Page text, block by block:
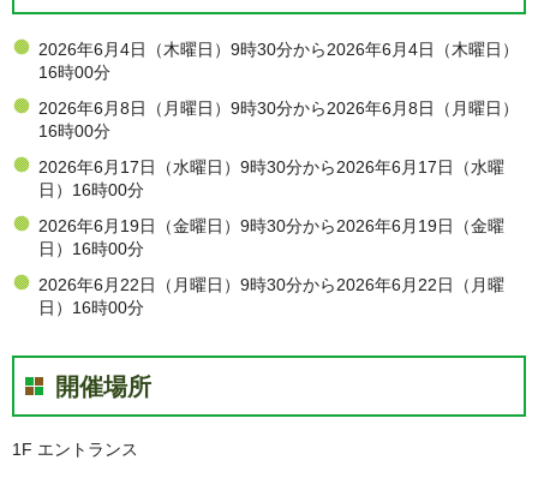
2026年6月4日（木曜日）9時30分から2026年6月4日（木曜日）
16時00分
2026年6月8日（月曜日）9時30分から2026年6月8日（月曜日）
16時00分
2026年6月17日（水曜日）9時30分から2026年6月17日（水曜
日）16時00分
2026年6月19日（金曜日）9時30分から2026年6月19日（金曜
日）16時00分
2026年6月22日（月曜日）9時30分から2026年6月22日（月曜
日）16時00分
開催場所
1F エントランス